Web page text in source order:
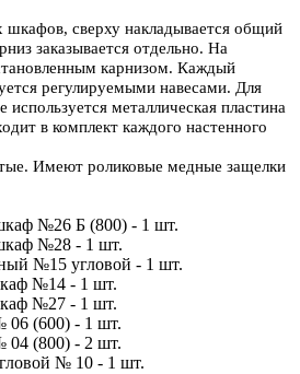
шкафов, сверху накладывается общий
заказывается отдельно. На
карнизом. Каждый
регулируемыми навесами. Для
используется металлическая пластина
в комплект каждого настенного
Имеют роликовые медные защелки
№26 Б (800) - 1 шт.
№28 - 1 шт.
№15 угловой - 1 шт.
№14 - 1 шт.
№27 - 1 шт.
(600) - 1 шт.
(800) - 2 шт.
№ 10 - 1 шт.